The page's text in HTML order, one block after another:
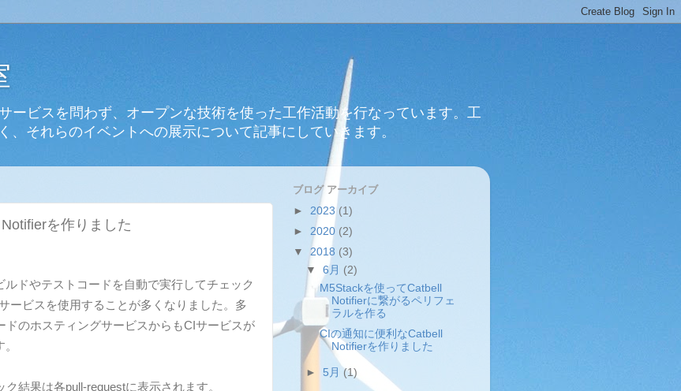
ービスを問わず、オープンな技術を使った工作活動を行なっています。工
、それらのイベントへの展示について記事にしていきます。
を作りました
ドやテストコードを自動で実行してチェック
ービスを使用することが多くなりました。多
ドのホスティングサービスからもCIサービスが
結果は各pull-requestに表示されます。
ブログ アーカイブ
► 2023 (1)
► 2020 (2)
▼ 2018 (3)
▼6月 (2)
M5Stackを使ってCatbell
Notifierに繋がるペリフェ
ラルを作る
CIの通知に便利なCatbell
Notifierを作りました
► 5月 (1)